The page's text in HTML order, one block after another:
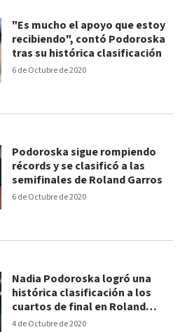
6 de Octubre de 2020
"Es mucho el apoyo que estoy
recibiendo", contó Podoroska
tras su histórica clasificación
6 de Octubre de 2020
Podoroska sigue rompiendo
récords y se clasificó a las
semifinales de Roland Garros
4 de Octubre de 2020
Nadia Podoroska logró una
histórica clasificación a los
cuartos de final en Roland
Garros